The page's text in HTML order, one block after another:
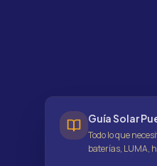
BBB
Guía Solar
Todo lo que
baterías, LUMA,